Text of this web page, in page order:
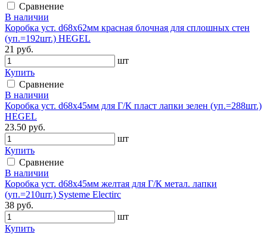
Сравнение
В наличии
Коробка уст. d68х62мм красная блочная для сплошных стен
(уп.=192шт.) HEGEL
21 руб.
шт
Купить
Сравнение
В наличии
Коробка уст. d68х45мм для Г/К пласт лапки зелен (уп.=288шт.)
HEGEL
23.50 руб.
шт
Купить
Сравнение
В наличии
Коробка уст. d68х45мм желтая для Г/К метал. лапки
(уп.=210шт.) Systeme Electirc
38 руб.
шт
Купить